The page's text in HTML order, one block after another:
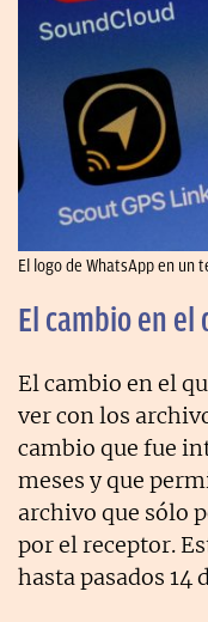
El logo de WhatsApp en un
El cambio en
El cambio en el
ver con los
cambio que fue
meses y que
archivo que sólo
por el receptor.
hasta pasados 14